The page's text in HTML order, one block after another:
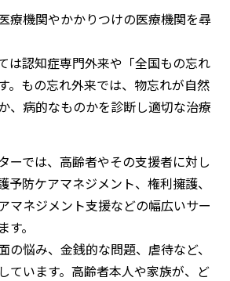
療機関やかかりつけの医療機関を尋
は認知症専門外来や「全国もの忘れ
。もの忘れ外来では、物忘れが自然
、病的なものかを診断し適切な治療
ーでは、高齢者やその支援者に対し
予防ケアマネジメント、権利擁護、
マネジメント支援などの幅広いサー
。
の悩み、金銭的な問題、虐待など、
ています。高齢者本人や家族が、ど